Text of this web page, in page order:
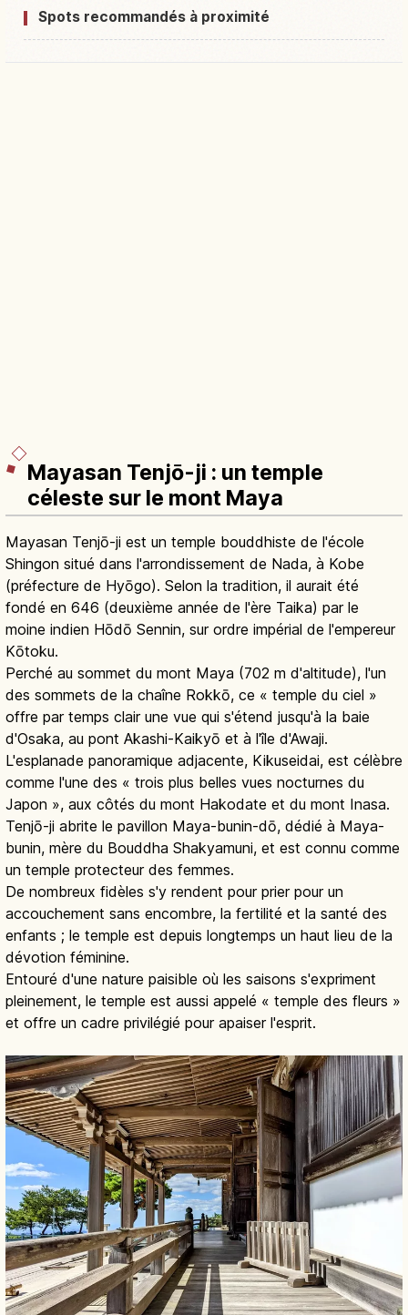
Spots recommandés à proximité
Mayasan Tenjō-ji : un temple
céleste sur le mont Maya
Mayasan Tenjō-ji est un temple bouddhiste de l'école
Shingon situé dans l'arrondissement de Nada, à Kobe
(préfecture de Hyōgo). Selon la tradition, il aurait été
fondé en 646 (deuxième année de l'ère Taika) par le
moine indien Hōdō Sennin, sur ordre impérial de l'empereur
Kōtoku.
Perché au sommet du mont Maya (702 m d'altitude), l'un
des sommets de la chaîne Rokkō, ce « temple du ciel »
offre par temps clair une vue qui s'étend jusqu'à la baie
d'Osaka, au pont Akashi-Kaikyō et à l'île d'Awaji.
L'esplanade panoramique adjacente, Kikuseidai, est célèbre
comme l'une des « trois plus belles vues nocturnes du
Japon », aux côtés du mont Hakodate et du mont Inasa.
Tenjō-ji abrite le pavillon Maya-bunin-dō, dédié à Maya-
bunin, mère du Bouddha Shakyamuni, et est connu comme
un temple protecteur des femmes.
De nombreux fidèles s'y rendent pour prier pour un
accouchement sans encombre, la fertilité et la santé des
enfants ; le temple est depuis longtemps un haut lieu de la
dévotion féminine.
Entouré d'une nature paisible où les saisons s'expriment
pleinement, le temple est aussi appelé « temple des fleurs »
et offre un cadre privilégié pour apaiser l'esprit.